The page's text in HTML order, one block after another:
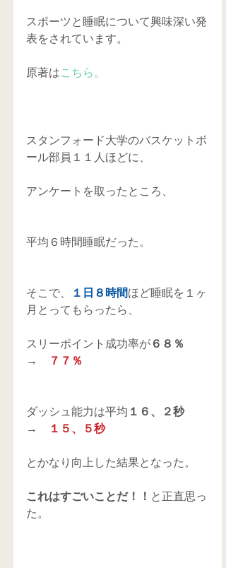
スポーツと睡眠について興味深い発
表をされています。
原著はこちら。
スタンフォード大学のバスケットボ
ール部員１１人ほどに、
アンケートを取ったところ、
平均６時間睡眠だった。
そこで、 １日８時間ほど睡眠を１ヶ
月とってもらったら、
スリーポイント成功率が ６８％
→
７７％
ダッシュ能力は平均 １６、２秒
→
１５、５秒
とかなり向上した結果となった。
これはすごいことだ！！ と正直思っ
た。